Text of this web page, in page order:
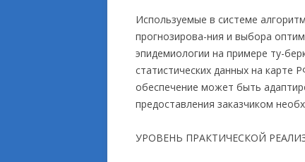
Используемые в системе
прогнозирова-ния и выбора
эпидемиологии на примере ту-
статистических данных на
обеспечение может быть
предоставления заказчиком
УРОВЕНЬ ПРАКТИЧЕСКОЙ